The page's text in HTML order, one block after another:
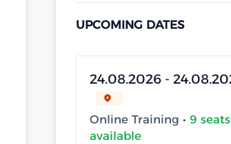
UPCOMING DATES
24.08.2026 -
Online Training • 9 seats
available